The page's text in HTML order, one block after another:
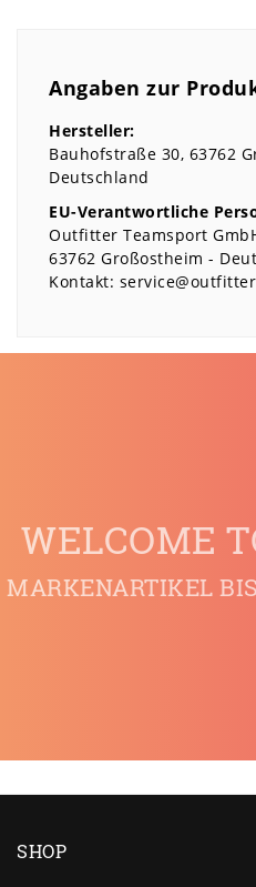
Angaben zur
Hersteller:
Bauhofstraße 30 63762
Deutschland
EU-Verantwortliche
Outfitter Teamsport
63762 Großostheim
Kontakt:
WELCOME
MARKENARTIKEL
SHOP